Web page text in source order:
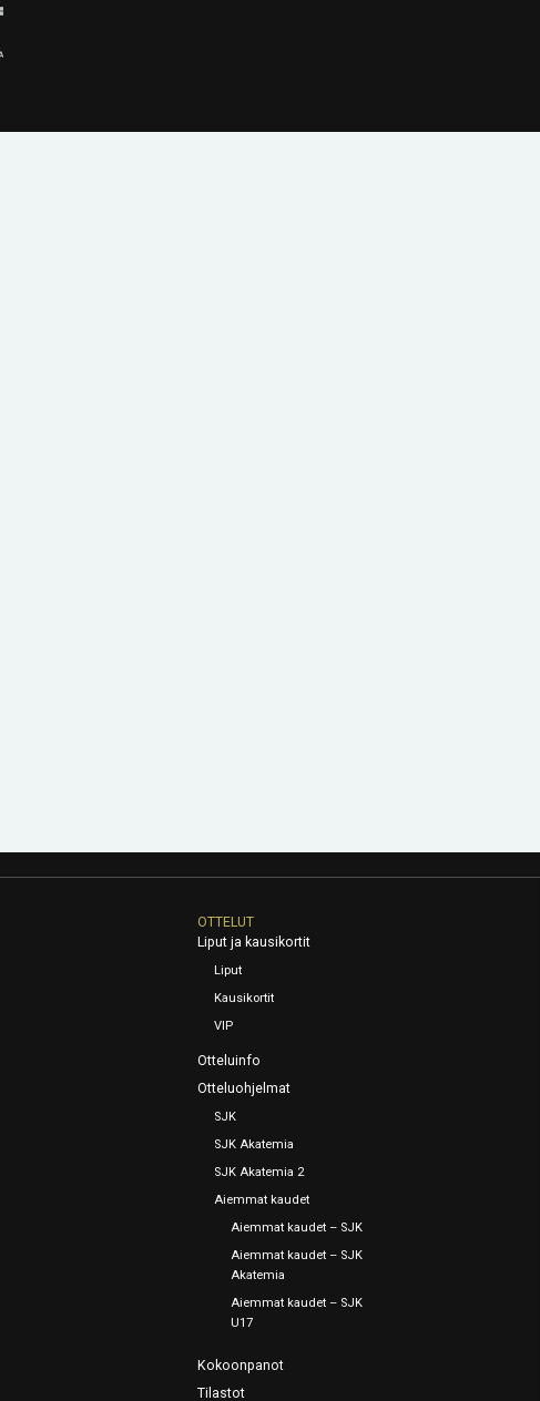
OTTELUT
Liput ja kausikortit
Liput
Kausikortit
VIP
Otteluinfo
Otteluohjelmat
SJK
SJK Akatemia
SJK Akatemia 2
Aiemmat kaudet
Aiemmat kaudet – SJK
Aiemmat kaudet – SJK
Akatemia
Aiemmat kaudet – SJK
U17
Kokoonpanot
Tilastot